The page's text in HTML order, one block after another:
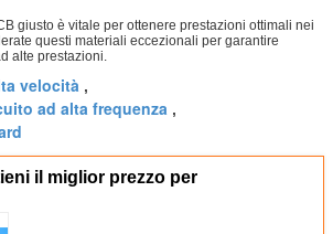
giusto è vitale per ottenere prestazioni ottimali nei
questi materiali eccezionali per garantire
alte prestazioni.
velocità ,
ad alta frequenza ,
il miglior prezzo per